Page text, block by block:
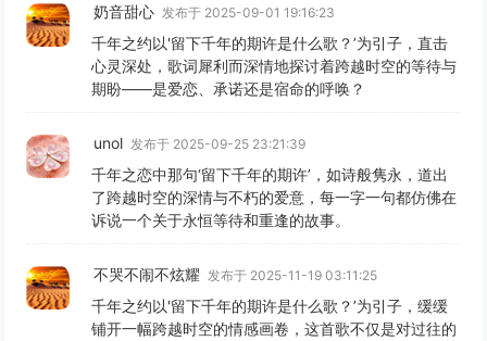
奶音甜心 发布于 2025-09-01 19:16:23
千年之约以'留下千年的期许是什么歌？’为引子，直击
心灵深处，歌词犀利而深情地探讨着跨越时空的等待与
期盼——是爱恋、承诺还是宿命的呼唤？
unol 发布于 2025-09-25 23:21:39
千年之恋中那句‘留下千年的期许’，如诗般隽永，道出
了跨越时空的深情与不朽的爱意，每一字一句都仿佛在
诉说一个关于永恒等待和重逢的故事。
不哭不闹不炫耀 发布于 2025-11-19 03:11:25
千年之约以'留下千年的期许是什么歌？’为引子，缓缓
铺开一幅跨越时空的情感画卷，这首歌不仅是对过往的